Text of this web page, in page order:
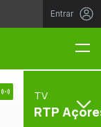
Entrar
TV
RTP